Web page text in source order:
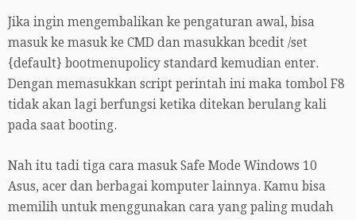
Jika ingin mengembalikan ke pengaturan awal, bisa
masuk ke masuk ke CMD dan masukkan bcedit /set
{default} bootmenupolicy standard kemudian enter.
Dengan memasukkan script perintah ini maka tombol F8
tidak akan lagi berfungsi ketika ditekan berulang kali
pada saat booting.
Nah itu tadi tiga cara masuk Safe Mode Windows 10
Asus, acer dan berbagai komputer lainnya. Kamu bisa
memilih untuk menggunakan cara yang paling mudah